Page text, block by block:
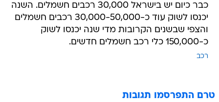
כבר כיום יש בישראל 30,000 רכבים חשמלים. השנה
יכנסו לשוק עוד כ-30,000-50,000 רכבים חשמלים
והצפי שבשנים הקרובות מדי שנה יכנסו לשוק
כ-150,000 כלי רכב חשמלים חדשים.
רכב
טרם התפרסמו תגובות